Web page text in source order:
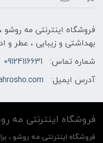
فروشگاه اینترنتی مه‌ رو‌شو
بهداشتی و زیبایی ، عطر و
شماره تماس:
09124116631
آدرس ایمیل:
فروشگاه اینترنتی مه‌
فروشگاه اینترنتی مه‌ رو‌شو ،